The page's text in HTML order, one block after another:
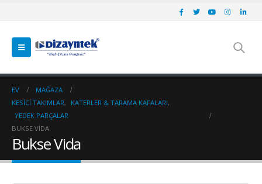
EV
MAĞAZA
KESICI TAKIMLAR, KATERLER & TARAMA KAFALARI,
YEDEK PARÇALAR
BUKSE VIDA
Bukse Vida